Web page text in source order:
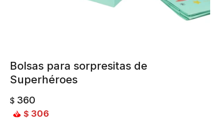
Bolsas para sorpresitas de
Superhéroes
$ 360
$ 306